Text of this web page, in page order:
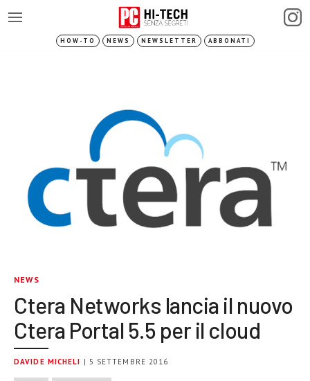
HOW-TO NEWS NEWSLETTER ABBONATI
NEWS
Ctera Networks lancia il nuovo
Ctera Portal 5.5 per il cloud
DAVIDE MICHELI | 5 SETTEMBRE 2016